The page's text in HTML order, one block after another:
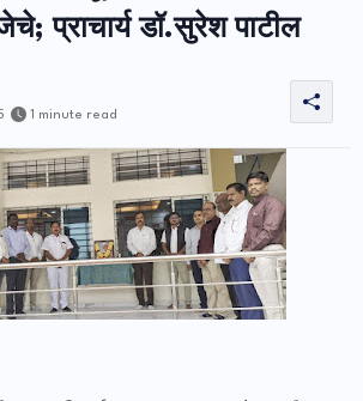
प्राचार्य डॉ.सुरेश पाटील
1 minute read